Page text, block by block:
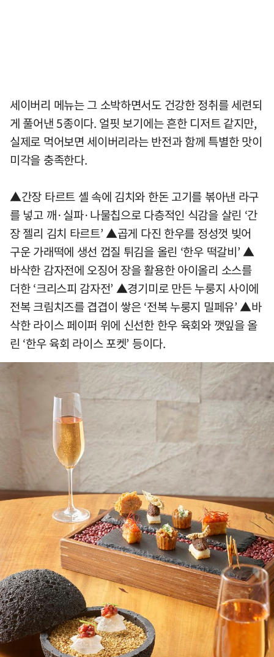
세이버리 메뉴는 그 소박하면서도 건강한 정취를 세련되
게 풀어낸 5종이다. 얼핏 보기에는 흔한 디저트 같지만,
실제로 먹어보면 세이버리라는 반전과 함께 특별한 맛이
미각을 충족한다.
▲간장 타르트 셸 속에 김치와 한돈 고기를 볶아낸 라구
를 넣고 깨·실파·나물칩으로 다층적인 식감을 살린 ‘간
장 젤리 김치 타르트’ ▲곱게 다진 한우를 정성껏 빚어
구운 가래떡에 생선 껍질 튀김을 올린 ‘한우 떡갈비’ ▲
바삭한 감자전에 오징어 장을 활용한 아이올리 소스를
더한 ‘크리스피 감자전’ ▲경기미로 만든 누룽지 사이에
전복 크림치즈를 겹겹이 쌓은 ‘전복 누룽지 밀페유’ ▲바
삭한 라이스 페이퍼 위에 신선한 한우 육회와 깻잎을 올
린 ‘한우 육회 라이스 포켓’ 등이다.